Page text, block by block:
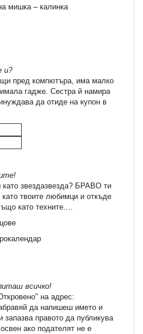
мишка – калинка
и?
пред компютъра, има малко
гадже. Сестра й намира
да отиде на купон в
звездазвезда? БРАВО ти
твоите любимци и откъде
като техните....
всичко!
на адрес:
да напишеш името и
запазва правото да публикува
ако подателят не е